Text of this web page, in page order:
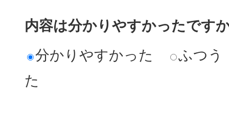
内容は分かりやすかったです
分かりやすかった
ふつう
た